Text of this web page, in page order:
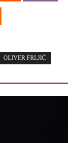
OLIVER FRLJIĆ